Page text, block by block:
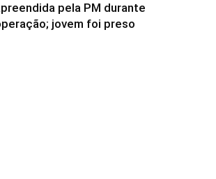
pela PM durante
jovem foi preso